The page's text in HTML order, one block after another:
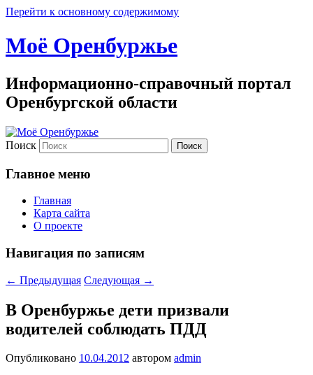
Перейти к основному содержимому
Моё Оренбуржье
Информационно-справочный портал
Оренбургской области
Поиск
Главное меню
Главная
Карта сайта
О проекте
Навигация по записям
← Предыдущая Следующая →
В Оренбуржье дети призвали
водителей соблюдать ПДД
Опубликовано 10.04.2012 автором admin